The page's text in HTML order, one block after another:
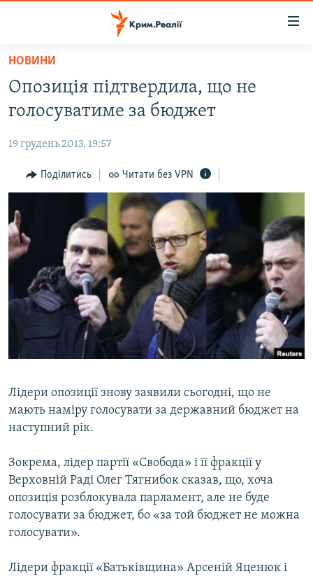
Перейти
основного
матеріалу
до
навігації
Перейти
пошуку
ВОДА.КРИМ
ВІДЕО ТА ФОТО
ПОЛІТИКА
БЛОГИ
ІНТЕРВ'Ю
ВСЕ ЗА ДЕНЬ
СПЕЦПРОЕКТИ
ДЕПОРТАЦІЯ
ВІДЕОУРОКИ «ELIFBE»
СВІДЧЕННЯ ОКУПАЦІЇ
ІНФОГРАФІКА
ЯК ОБІЙТИ БЛОКУВАННЯ
Русский
Qırımtatar
ДОЛУЧАЙСЯ!
Усі сайти RFE/RL
НОВИНИ
Опозиція підтвердила, що не
голосуватиме за бюджет
19 грудень 2013, 19:57
Поділитись Читати без VPN
Лідери опозиції знову заявили сьогодні, що не
мають наміру голосувати за державний бюджет на
наступний рік.
Зокрема, лідер партії «Свобода» і її фракції у
Верховній Раді Олег Тягнибок сказав, що, хоча
опозиція розблокувала парламент, але не буде
голосувати за бюджет, бо «за той бюджет не можна
голосувати».
Лідери фракції «Батьківщина» Арсеній Яценюк і